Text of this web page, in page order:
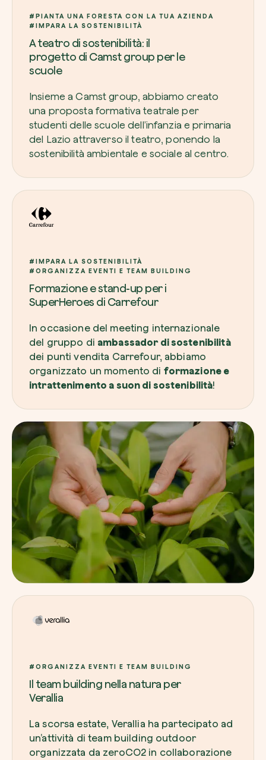
#PIANTA UNA FORESTA CON LA TUA AZIENDA
#IMPARA LA SOSTENIBILITÀ
A teatro di sostenibilità: il
progetto di Camst group per le
scuole
Insieme a Camst group, abbiamo creato
una proposta formativa teatrale per
studenti delle scuole dell’infanzia e primaria
del Lazio attraverso il teatro, ponendo la
sostenibilità ambientale e sociale al centro.
#IMPARA LA SOSTENIBILITÀ
#ORGANIZZA EVENTI E TEAM BUILDING
Formazione e stand-up per i
SuperHeroes di Carrefour
In occasione del meeting internazionale
del gruppo di ambassadordi sostenibilità
dei punti vendita Carrefour, abbiamo
organizzato un momento di formazione e
intrattenimento a suon di sostenibilità!
#ORGANIZZA EVENTI E TEAM BUILDING
Il team building nella natura per
Verallia
La scorsa estate, Verallia ha partecipato ad
un’attività di team building outdoor
organizzata da zeroCO2 in collaborazione